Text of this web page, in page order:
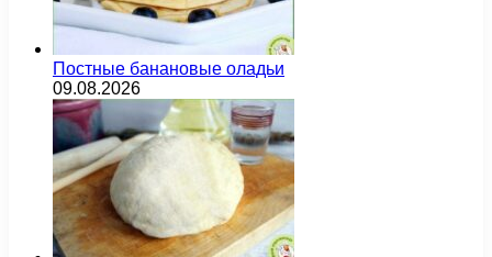
Постные банановые оладьи
09.08.2026